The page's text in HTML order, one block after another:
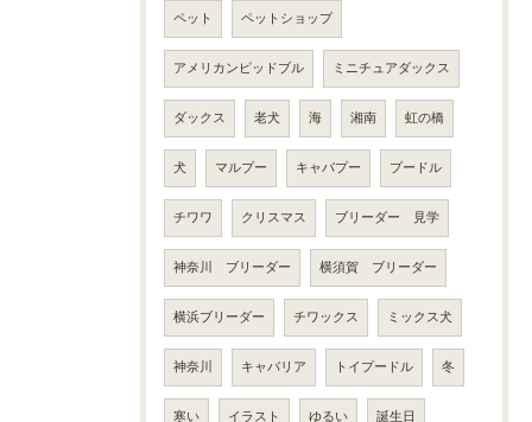
ペット ペットショップ
アメリカンピッドブル ミニチュアダックス
ダックス 老犬 海 湘南 虹の橋
犬 マルプー キャバプー プードル
チワワ クリスマス ブリーダー 見学
神奈川 ブリーダー 横須賀 ブリーダー
横浜ブリーダー チワックス ミックス犬
神奈川 キャバリア トイプードル 冬
寒い イラスト ゆるい 誕生日